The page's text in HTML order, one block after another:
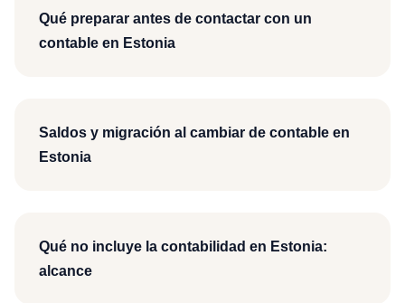
Qué preparar antes de contactar con un
contable en Estonia
Saldos y migración al cambiar de contable en
Estonia
Qué no incluye la contabilidad en Estonia:
alcance